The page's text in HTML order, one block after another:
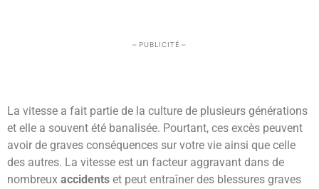
– PUBLICITÉ –
La vitesse a fait partie de la culture de plusieurs générations
et elle a souvent été banalisée. Pourtant, ces excès peuvent
avoir de graves conséquences sur votre vie ainsi que celle
des autres. La vitesse est un facteur aggravant dans de
nombreux accidents et peut entraîner des blessures graves